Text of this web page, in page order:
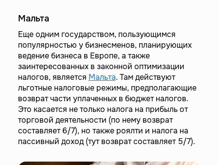
Мальта
Еще одним государством, пользующимся
популярностью у бизнесменов, планирующих
ведение бизнеса в Европе, а также
заинтересованных в законной оптимизации
налогов, является Мальта. Там действуют
льготные налоговые режимы, предполагающие
возврат части уплаченных в бюджет налогов.
Это касается не только налога на прибыль от
торговой деятельности (по нему возврат
составляет 6/7), но также роялти и налога на
пассивный доход (тут возврат составляет 5/7).